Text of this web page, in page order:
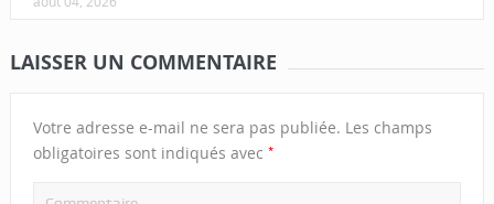
LAISSER UN COMMENTAIRE
Votre adresse e-mail ne sera pas publiée. Les champs
obligatoires sont indiqués avec *